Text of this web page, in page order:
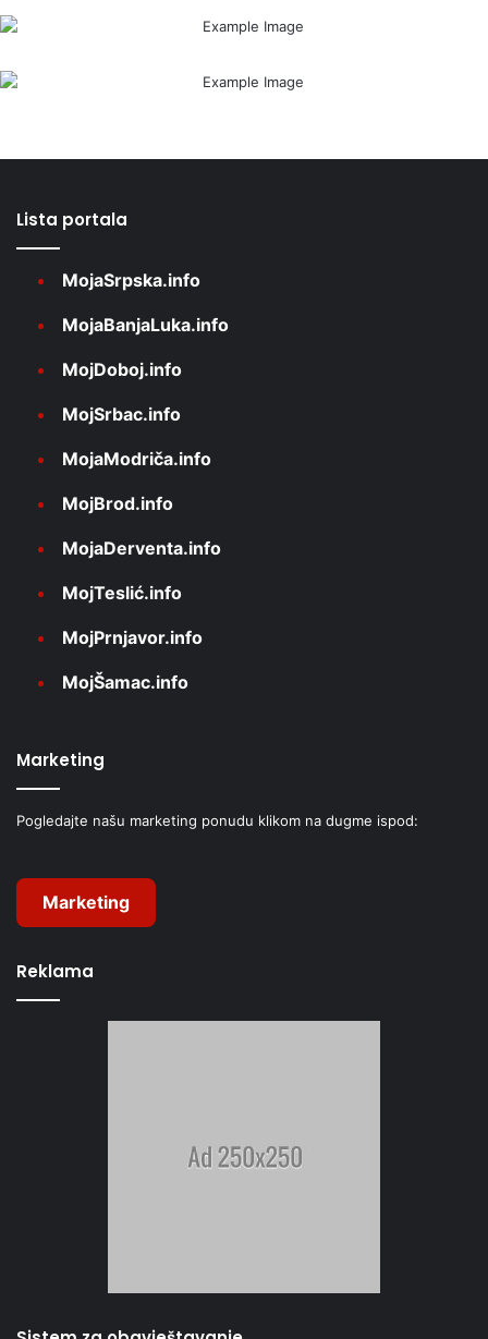
Lista portala
MojaSrpska.info
MojaBanjaLuka.info
MojDoboj.info
MojSrbac.info
MojaModriča.info
MojBrod.info
MojaDerventa.info
MojTeslić.info
MojPrnjavor.info
MojŠamac.info
Marketing
Pogledajte našu marketing ponudu klikom na dugme ispod:
Marketing
Reklama